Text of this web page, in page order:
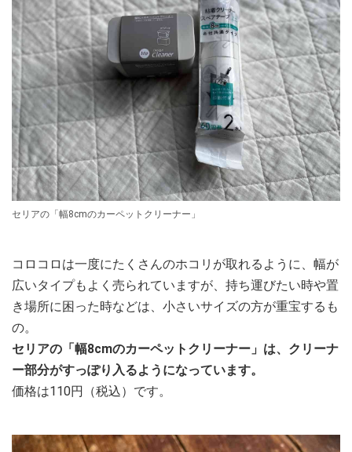
セリアの「幅8cmのカーペットクリーナー」
コロコロは一度にたくさんのホコリが取れるように、幅が
広いタイプもよく売られていますが、持ち運びたい時や置
き場所に困った時などは、小さいサイズの方が重宝するも
の。
セリアの「幅8cmのカーペットクリーナー」は、クリーナ
ー部分がすっぽり入るようになっています。
価格は110円（税込）です。